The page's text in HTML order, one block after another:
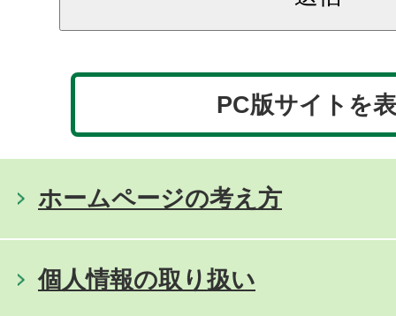
PC版サイトを
ホームページの考え方
個人情報の取り扱い